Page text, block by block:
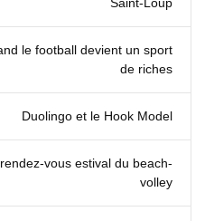
Saint‑Loup
le football devient un sport
de riches
Duolingo et le Hook Model
estival du beach-
volley